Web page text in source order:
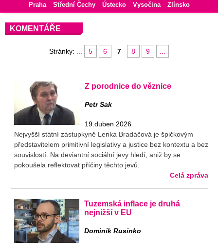
Praha
Střední Čechy Ústecko Vysočina Zlínsko
KOMENTÁŘE
Stránky: 5 6 7 8 9
Z porodnice do věznice
Petr Sak
19.duben 2026
Nejvyšší státní zástupkyně Lenka Bradáčová je špičkovým
představitelem primitivní legislativy a justice bez kontextu a bez
souvislostí. Na deviantní sociální jevy hledí, aniž by se
pokoušela reflektovat příčiny těchto jevů.
Celá zpráva
Tuzemská inflace je druhá
nejnižší v EU
Dominik Rusinko